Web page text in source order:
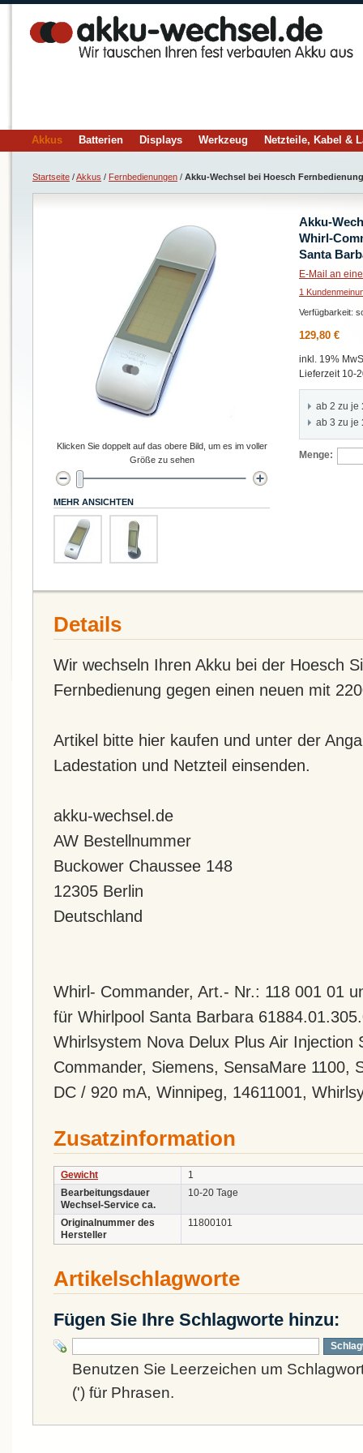
Akkus Batterien Displays Werkzeug Netzteile, Kabel &
Startseite /Akkus / Fernbedienungen / Akku-Wechsel bei Hoesch
Akku-
Whirl-
Santa
E-Mail an
1
Verfügbarkeit:
129,80 €
inkl. 19%
Lieferzeit 10-
ab 2 zu je
ab 3 zu je
Menge:
Klicken Sie doppelt auf das obere Bild, um es im voller
Größe zu sehen
MEHR ANSICHTEN
Details
Wir wechseln Ihren Akku bei der Hoesch
Fernbedienung gegen einen neuen mit
Artikel bitte hier kaufen und unter der
Ladestation und Netzteil einsenden.
akku-wechsel.de
AW Bestellnummer
Buckower Chaussee 148
12305 Berlin
Deutschland
Whirl- Commander, Art.- Nr.: 118 001 01
für Whirlpool Santa Barbara
Whirlsystem Nova Delux Plus Air Injection
Commander, Siemens, SensaMare 1100,
DC / 920 mA, Winnipeg, 14611001,
Zusatzinformation
Gewicht
1
Bearbeitungsdauer
Wechsel-Service ca.
10-20 Tage
Originalnummer des
Hersteller
11800101
Artikelschlagworte
Fügen Sie Ihre Schlagworte hinzu:
Benutzen Sie Leerzeichen um
(') für Phrasen.